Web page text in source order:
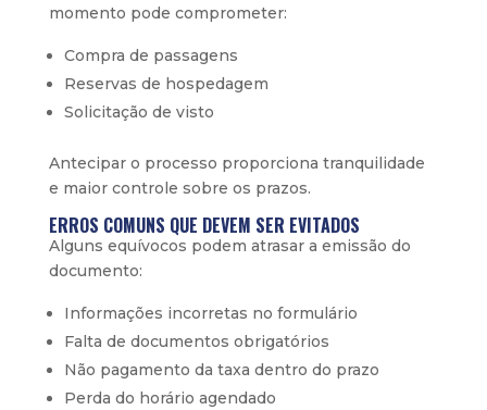
momento pode comprometer:
Compra de passagens
Reservas de hospedagem
Solicitação de visto
Antecipar o processo proporciona tranquilidade
e maior controle sobre os prazos.
ERROS COMUNS QUE DEVEM SER EVITADOS
Alguns equívocos podem atrasar a emissão do
documento:
Informações incorretas no formulário
Falta de documentos obrigatórios
Não pagamento da taxa dentro do prazo
Perda do horário agendado